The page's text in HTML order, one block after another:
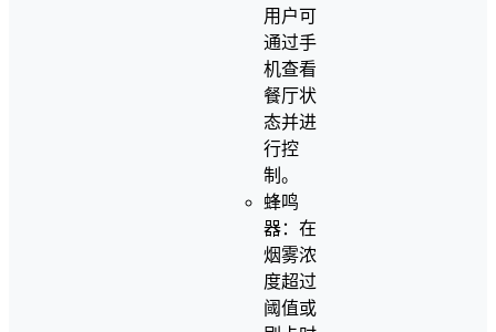
用户可
通过手
机查看
餐厅状
态并进
行控
制。
蜂鸣
器：在
烟雾浓
度超过
阈值或